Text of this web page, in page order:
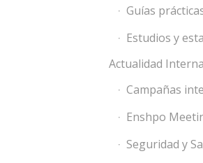
Guías
Estudios y
Actualidad
Campañas
Enshpo
Seguridad y